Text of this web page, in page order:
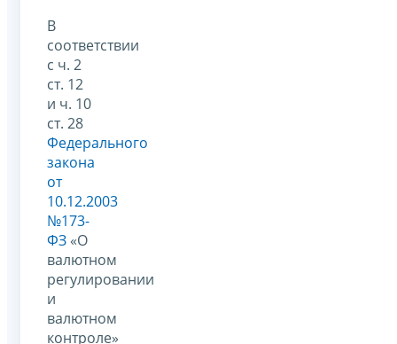
В
соответствии
с ч. 2
ст. 12
и ч. 10
ст. 28
Федерального
закона
от
10.12.2003
№173-
ФЗ «О
валютном
регулировании
и
валютном
контроле»